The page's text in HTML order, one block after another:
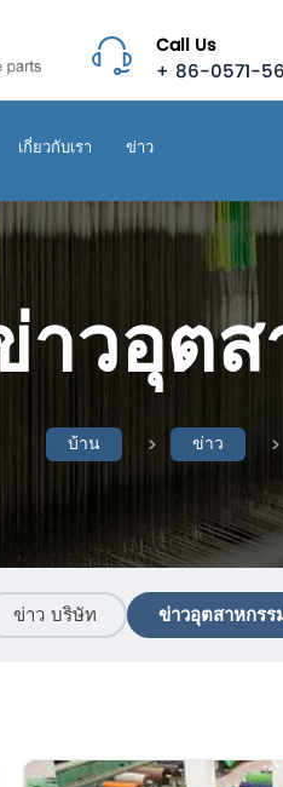
Call Us
+ 86-0571-
เกี่ยวกับเรา ข่าว
าวอุต
บ้าน ข่าว
ข่าว บริษัท ข่าวอุตสาหกรร